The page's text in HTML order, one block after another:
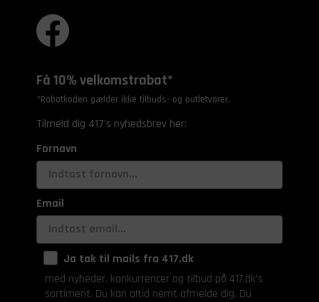
Få 10% velkomstrabat*
*Rabatkoden gælder ikke tilbuds- og outletvarer.
Tilmeld dig 417's nyhedsbrev her:
Fornavn
Email
Ja tak til mails fra 417.dk
med nyheder, konkurrencer og tilbud på 417.dk's
sortiment. Du kan altid nemt afmelde dig. Du